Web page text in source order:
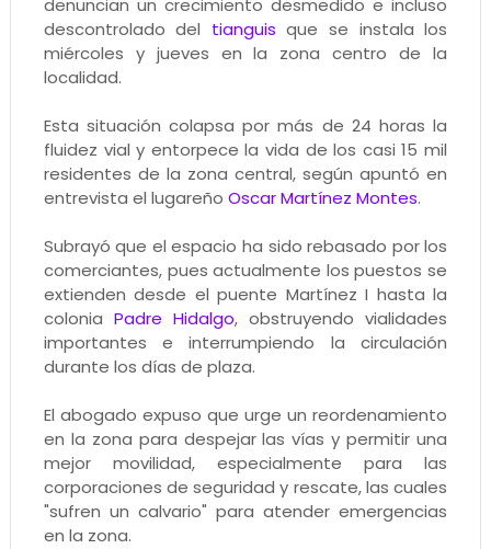
denuncian un crecimiento desmedido e incluso
descontrolado del tianguis que se instala los
miércoles y jueves en la zona centro de la
localidad.
Esta situación colapsa por más de 24 horas la
fluidez vial y entorpece la vida de los casi 15 mil
residentes de la zona central, según apuntó en
entrevista el lugareño Oscar Martínez Montes.
Subrayó que el espacio ha sido rebasado por los
comerciantes, pues actualmente los puestos se
extienden desde el puente Martínez I hasta la
colonia Padre Hidalgo, obstruyendo vialidades
importantes e interrumpiendo la circulación
durante los días de plaza.
El abogado expuso que urge un reordenamiento
en la zona para despejar las vías y permitir una
mejor movilidad, especialmente para las
corporaciones de seguridad y rescate, las cuales
"sufren un calvario" para atender emergencias
en la zona.